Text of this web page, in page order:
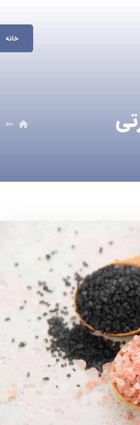
خانه